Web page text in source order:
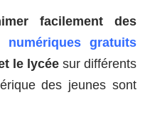
facilement des
numériques gratuits
le lycée sur différents
des jeunes sont